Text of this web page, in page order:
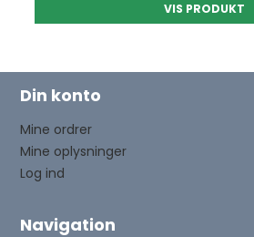
VIS PRODUKT
Din konto
Mine ordrer
Mine oplysninger
Log ind
Navigation